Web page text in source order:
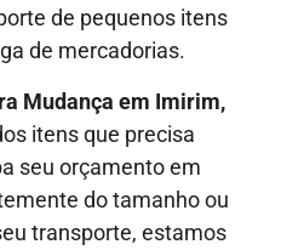
de pequenos itens
de mercadorias.
Mudança em Imirim,
itens que precisa
seu orçamento em
do tamanho ou
transporte, estamos